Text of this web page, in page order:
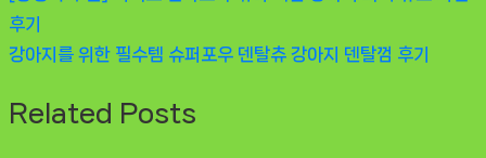
탐
Post:
후기
Next
강아지를 위한 필수템 슈퍼포우 덴탈츄 강아지 덴탈껌 후기
Related Posts